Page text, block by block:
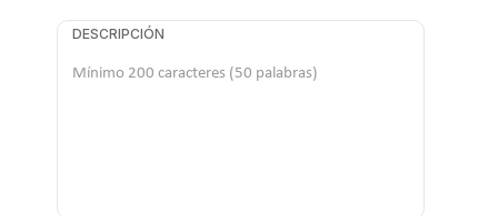
DESCRIPCIÓN